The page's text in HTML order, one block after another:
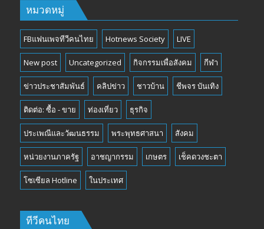
หมวดหมู่
FBแฟนเพจทีวีคนไทย Hotnews Society LIVE
New post Uncategorized กิจกรรมเพื่อสังคม กีฬา
ข่าวประชาสัมพันธ์ คลิปข่าว ชาวบ้าน ชีพจร บันเทิง
ติดต่อ: ซื้อ - ขาย ท่องเที่ยว ธุรกิจ
ประเพณีและวัฒนธรรม พระพุทธศาสนา สังคม
หน่วยงานภาครัฐ อาชญากรรม เกษตร เช็คดวงชะตา
โซเซียล Hotline ในประเทศ
ทีวีคนไทย